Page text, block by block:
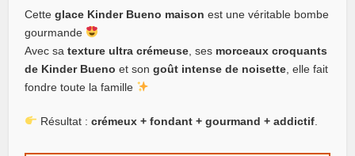
Cetteglace Kinder Bueno maison est une véritable bombe
gourmande
Avec satexture ultra crémeuse , ses morceaux croquants
de Kinder Bueno et songoût intense de noisette , elle fait
fondre toute la famille
Résultat :crémeux + fondant + gourmand + addictif